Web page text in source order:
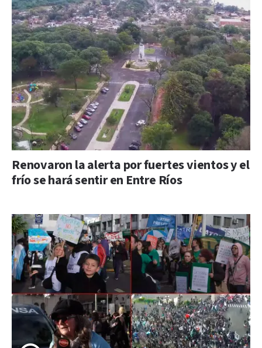
Renovaron la alerta por fuertes vientos y el
frío se hará sentir en Entre Ríos